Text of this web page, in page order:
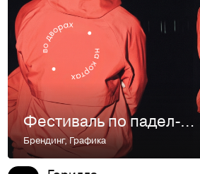
Фестиваль по падел-теннису «Во дворах на кортах»
Брендинг,Графика